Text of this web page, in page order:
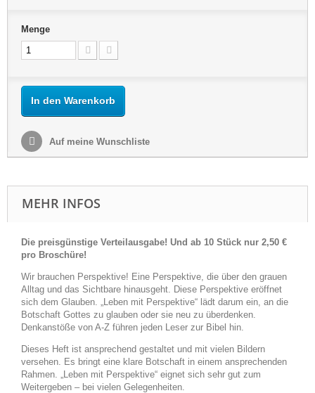
Menge
In den Warenkorb
Auf meine Wunschliste
MEHR INFOS
Die preisgünstige Verteilausgabe! Und ab 10 Stück nur 2,50 €
pro Broschüre!
Wir brauchen Perspektive! Eine Perspektive, die über den grauen
Alltag und das Sichtbare hinausgeht. Diese Perspektive eröffnet
sich dem Glauben. „Leben mit Perspektive“ lädt darum ein, an die
Botschaft Gottes zu glauben oder sie neu zu überdenken.
Denkanstöße von A-Z führen jeden Leser zur Bibel hin.
Dieses Heft ist ansprechend gestaltet und mit vielen Bildern
versehen. Es bringt eine klare Botschaft in einem ansprechenden
Rahmen. „Leben mit Perspektive“ eignet sich sehr gut zum
Weitergeben – bei vielen Gelegenheiten.